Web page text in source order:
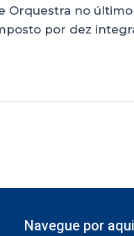
Orquestra no
por dez
Navegue por